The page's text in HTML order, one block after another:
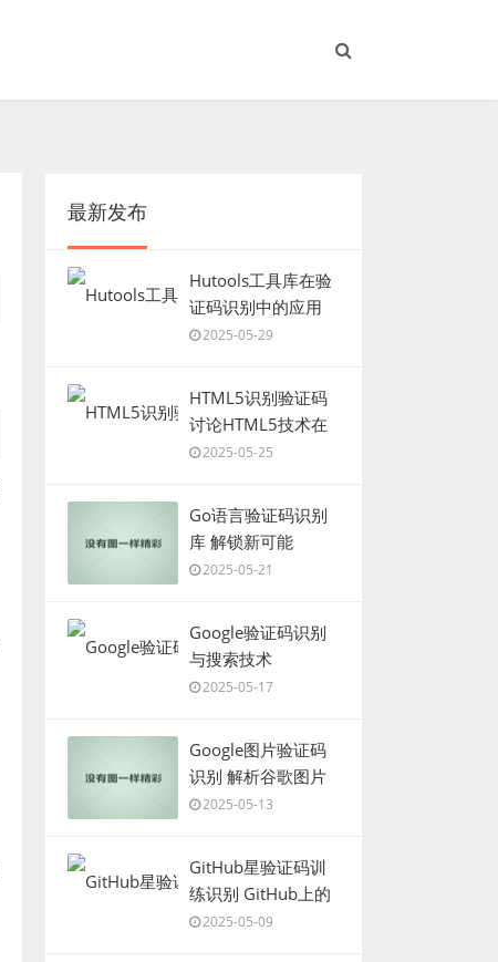
最新发布
Hutools工具库在验
证码识别中的应用
2025-05-29
HTML5识别验证码
讨论HTML5技术在
验证码识别中的应用
2025-05-25
Go语言验证码识别
库 解锁新可能
2025-05-21
Google验证码识别
与搜索技术
2025-05-17
Google图片验证码
识别 解析谷歌图片
验证码的方法和技术
2025-05-13
GitHub星验证码训
练识别 GitHub上的
验证码训练和识别项
2025-05-09